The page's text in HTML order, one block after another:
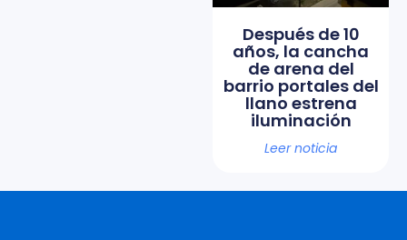
Después de 10
años, la cancha
de arena del
barrio portales del
llano estrena
iluminación
Leer noticia